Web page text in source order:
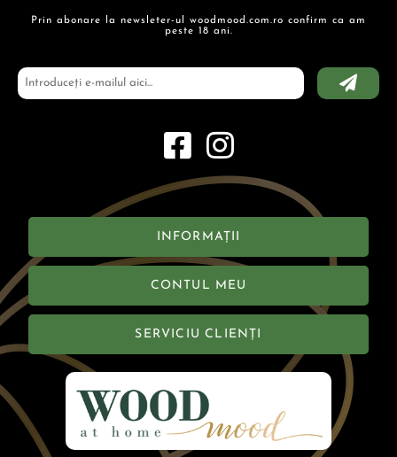
Prin abonare la newsleter-ul woodmood.com.ro confirm ca am
peste 18 ani.
INFORMAȚII
CONTUL MEU
SERVICIU CLIENȚI